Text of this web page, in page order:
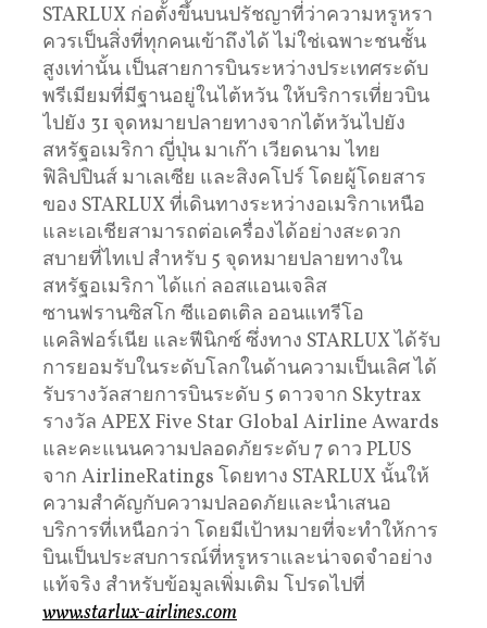
STARLUX ก่อตั้งขึ้นบนปรัชญาที่ว่าความหรูหรา
ควรเป็นสิ่งที่ทุกคนเข้าถึงได้ ไม่ใช่เฉพาะชนชั้น
สูงเท่านั้น เป็นสายการบินระหว่างประเทศระดับ
พรีเมียมที่มีฐานอยู่ในไต้หวัน ให้บริการเที่ยวบิน
ไปยัง 31 จุดหมายปลายทางจากไต้หวันไปยัง
สหรัฐอเมริกา ญี่ปุ่น มาเก๊า เวียดนาม ไทย
ฟิลิปปินส์ มาเลเซีย และสิงคโปร์ โดยผู้โดยสาร
ของ STARLUX ที่เดินทางระหว่างอเมริกาเหนือ
และเอเชียสามารถต่อเครื่องได้อย่างสะดวก
สบายที่ไทเป สำหรับ 5 จุดหมายปลายทางใน
สหรัฐอเมริกา ได้แก่ ลอสแอนเจลิส
ซานฟรานซิสโก ซีแอตเติล ออนแทรีโอ
แคลิฟอร์เนีย และฟีนิกซ์ ซึ่งทาง STARLUX ได้รับ
การยอมรับในระดับโลกในด้านความเป็นเลิศ ได้
รับรางวัลสายการบินระดับ 5 ดาวจาก Skytrax
รางวัล APEX Five Star Global Airline Awards
และคะแนนความปลอดภัยระดับ 7 ดาว PLUS
จาก AirlineRatings โดยทาง STARLUX นั้นให้
ความสำคัญกับความปลอดภัยและนำเสนอ
บริการที่เหนือกว่า โดยมีเป้าหมายที่จะทำให้การ
บินเป็นประสบการณ์ที่หรูหราและน่าจดจำอย่าง
แท้จริง สำหรับข้อมูลเพิ่มเติม โปรดไปที่
www.starlux-airlines.com